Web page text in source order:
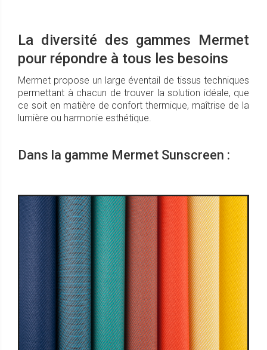
La diversité des gammes Mermet
pour répondre à tous les besoins
Mermet propose un large éventail de tissus techniques
permettant à chacun de trouver la solution idéale, que
ce soit en matière de confort thermique, maîtrise de la
lumière ou harmonie esthétique.
Dans la gamme Mermet Sunscreen :